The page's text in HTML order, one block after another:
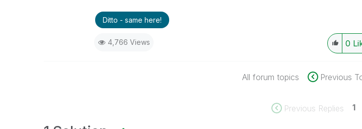
Ditto - same here!
4,766 Views 0
All forum topics Previous
Previous Replies 1